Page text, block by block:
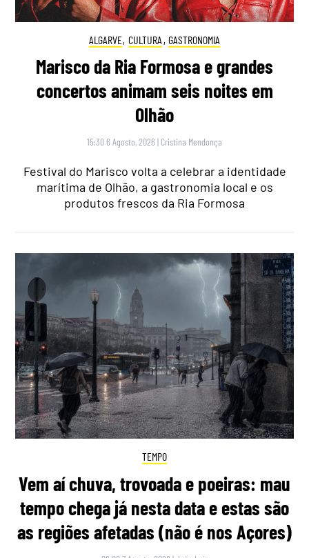
ALGARVE, CULTURA , GASTRONOMIA
Marisco da Ria Formosa e grandes
concertos animam seis noites em
Olhão
15:30 6 Agosto, 2026 | Cristina Mendonça
Festival do Marisco volta a celebrar a identidade
marítima de Olhão, a gastronomia local e os
produtos frescos da Ria Formosa
TEMPO
Vem aí chuva, trovoada e poeiras: mau
tempo chega já nesta data e estas são
as regiões afetadas (não é nos Açores)